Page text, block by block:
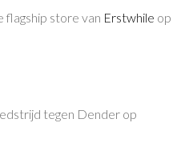
flagship store van Erstwhile op
tegen Dender op